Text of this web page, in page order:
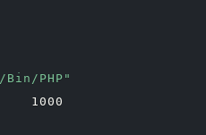
Bin/PHP"
1000